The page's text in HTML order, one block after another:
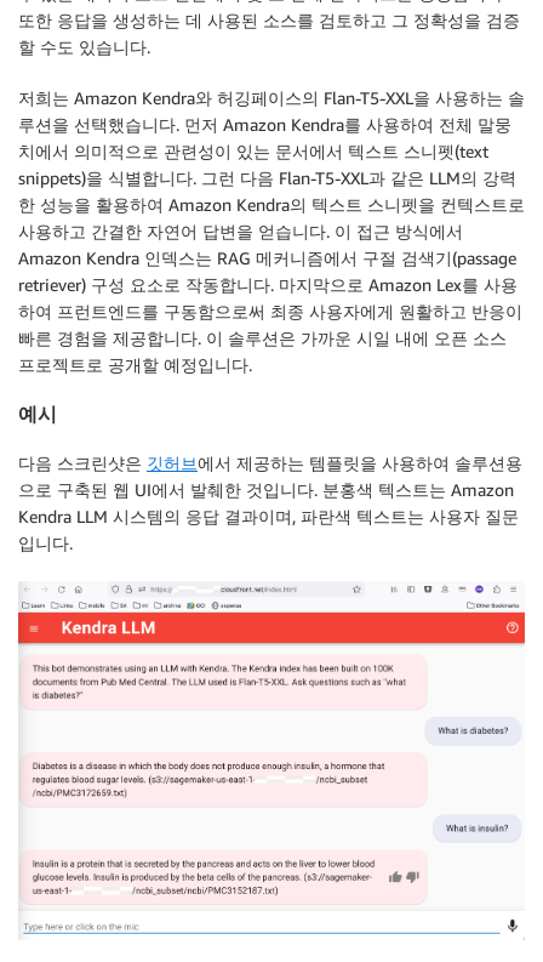
또한 응답을 생성하는 데 사용된 소스를 검토하고 그 정확성을 검증
할 수도 있습니다.
저희는 Amazon Kendra와 허깅페이스의 Flan-T5-XXL을 사용하는 솔
루션을 선택했습니다. 먼저 Amazon Kendra를 사용하여 전체 말뭉
치에서 의미적으로 관련성이 있는 문서에서 텍스트 스니펫(text
snippets)을 식별합니다. 그런 다음 Flan-T5-XXL과 같은 LLM의 강력
한 성능을 활용하여 Amazon Kendra의 텍스트 스니펫을 컨텍스트로
사용하고 간결한 자연어 답변을 얻습니다. 이 접근 방식에서
Amazon Kendra 인덱스는 RAG 메커니즘에서 구절 검색기(passage
retriever) 구성 요소로 작동합니다. 마지막으로 Amazon Lex를 사용
하여 프런트엔드를 구동함으로써 최종 사용자에게 원활하고 반응이
빠른 경험을 제공합니다. 이 솔루션은 가까운 시일 내에 오픈 소스
프로젝트로 공개할 예정입니다.
예시
다음 스크린샷은 깃허브에서 제공하는 템플릿을 사용하여 솔루션용
으로 구축된 웹 UI에서 발췌한 것입니다. 분홍색 텍스트는 Amazon
Kendra LLM 시스템의 응답 결과이며, 파란색 텍스트는 사용자 질문
입니다.